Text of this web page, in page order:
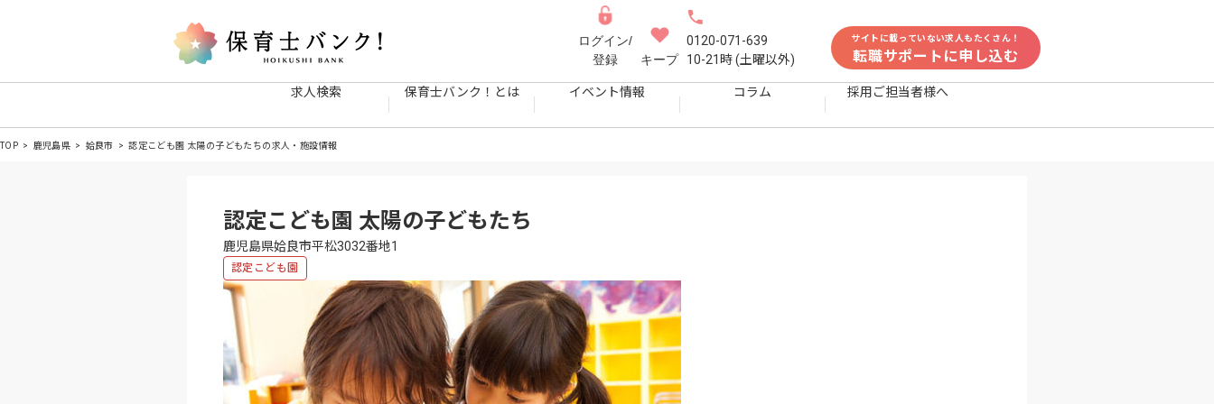
ログイン/
登録
キープ
0120-071-639
10-21時 (土曜以外)
サイトに載っていない求人もたくさん！
転職サポートに申し込む
求人検索 保育士バンク！とは イベント情報 コラム 採用ご担当者様へ
TOP 鹿児島県 姶良市 認定こども園 太陽の子どもたちの求人・施設情報
認定こども園 太陽の子どもたち
鹿児島県姶良市平松3032番地1
認定こども園